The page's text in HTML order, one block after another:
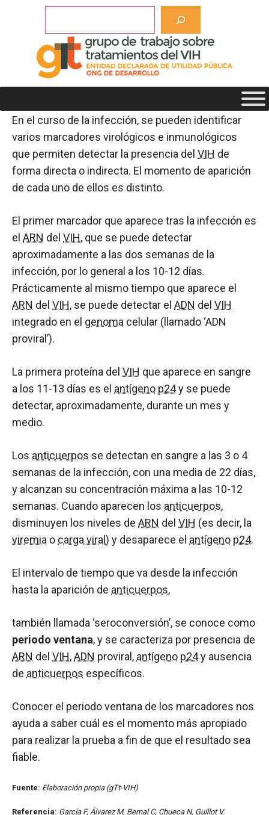
¿Qué detectan las
pruebas del VIH?
En el curso de la infección, se pueden identificar
varios marcadores virológicos e inmunológicos
que permiten detectar la presencia del VIH de
forma directa o indirecta. El momento de aparición
de cada uno de ellos es distinto.
El primer marcador que aparece tras la infección es
el ARN del VIH, que se puede detectar
aproximadamente a las dos semanas de la
infección, por lo general a los 10-12 días.
Prácticamente al mismo tiempo que aparece el
ARN del VIH, se puede detectar el ADN del VIH
integrado en el genoma celular (llamado ‘ADN
proviral’).
La primera proteína del VIH que aparece en sangre
a los 11-13 días es el antígeno p24y se puede
detectar, aproximadamente, durante un mes y
medio.
Los anticuerpos se detectan en sangre a las 3 o 4
semanas de la infección, con una media de 22 días,
y alcanzan su concentración máxima a las 10-12
semanas. Cuando aparecen los anticuerpos,
disminuyen los niveles de ARN del VIH (es decir, la
viremia o carga viral ) y desaparece el antígeno p24.
El intervalo de tiempo que va desde la infección
hasta la aparición de anticuerpos,
también llamada ‘seroconversión’, se conoce como
periodo ventana, y se caracteriza por presencia de
ARN del VIH,ADN proviral, antígeno p24y ausencia
de anticuerpos específicos.
Conocer el periodo ventana de los marcadores nos
ayuda a saber cuál es el momento más apropiado
para realizar la prueba a fin de que el resultado sea
fiable.
Fuente: Elaboración propia (gTt-VIH)
Referencia: García F, Álvarez M, Bernal C, Chueca N, Guillot V.